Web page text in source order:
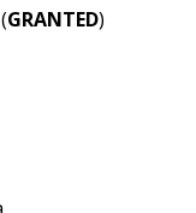
GRANTED)